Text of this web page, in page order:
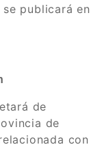
publicará en
de
de
con